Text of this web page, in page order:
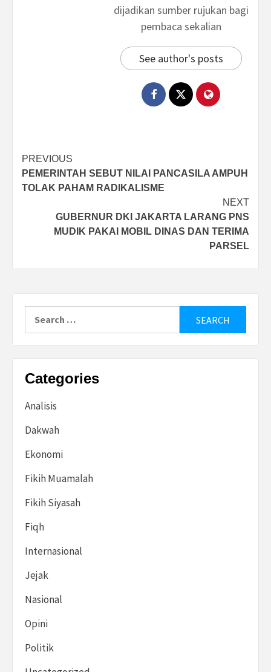
dijadikan sumber rujukan bagi
pembaca sekalian
See author's posts
Post
navigation
PREVIOUS
PEMERINTAH SEBUT NILAI PANCASILA AMPUH
TOLAK PAHAM RADIKALISME
NEXT
GUBERNUR DKI JAKARTA LARANG PNS
MUDIK PAKAI MOBIL DINAS DAN TERIMA
PARSEL
Categories
Analisis
Dakwah
Ekonomi
Fikih Muamalah
Fikih Siyasah
Fiqh
Internasional
Jejak
Nasional
Opini
Politik